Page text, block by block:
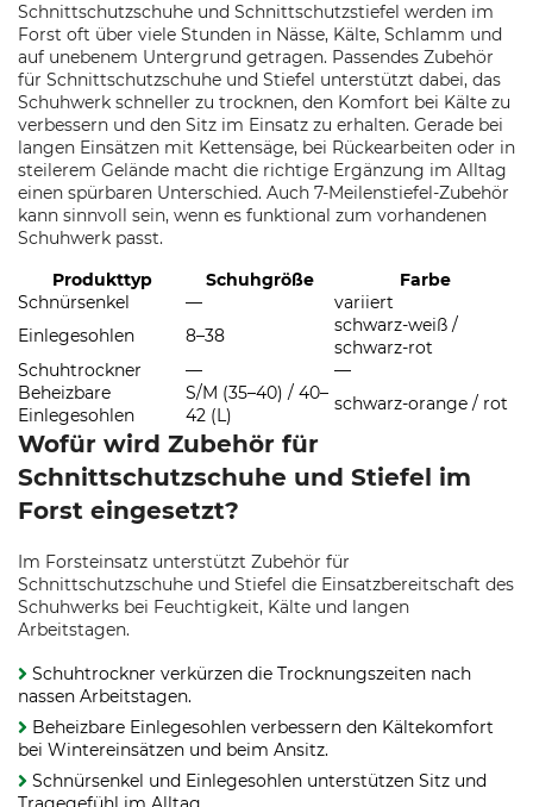
Schnittschutzschuhe und Schnittschutzstiefel werden im
Forst oft über viele Stunden in Nässe, Kälte, Schlamm und
auf unebenem Untergrund getragen. Passendes Zubehör
für Schnittschutzschuhe und Stiefel unterstützt dabei, das
Schuhwerk schneller zu trocknen, den Komfort bei Kälte zu
verbessern und den Sitz im Einsatz zu erhalten. Gerade bei
langen Einsätzen mit Kettensäge, bei Rückearbeiten oder in
steilerem Gelände macht die richtige Ergänzung im Alltag
einen spürbaren Unterschied. Auch 7-Meilenstiefel-Zubehör
kann sinnvoll sein, wenn es funktional zum vorhandenen
Schuhwerk passt.
Produkttyp
Schuhgröße
Farbe
Schnürsenkel
—
variiert
Einlegesohlen
8–38
schwarz-weiß /
schwarz-rot
Schuhtrockner
—
—
Beheizbare
Einlegesohlen
S/M (35–40) / 40–
42 (L)
schwarz-orange / rot
Wofür wird Zubehör für
Schnittschutzschuhe und Stiefel im
Forst eingesetzt?
Im Forsteinsatz unterstützt Zubehör für
Schnittschutzschuhe und Stiefel die Einsatzbereitschaft des
Schuhwerks bei Feuchtigkeit, Kälte und langen
Arbeitstagen.
Schuhtrockner verkürzen die Trocknungszeiten nach
nassen Arbeitstagen.
Beheizbare Einlegesohlen verbessern den Kältekomfort
bei Wintereinsätzen und beim Ansitz.
Schnürsenkel und Einlegesohlen unterstützen Sitz und